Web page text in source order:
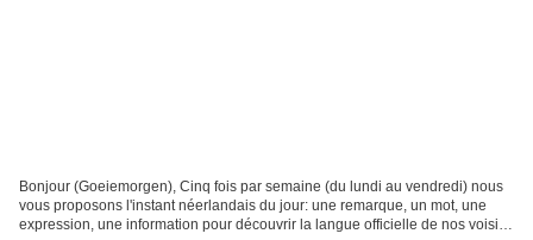
Bonjour (Goeiemorgen), Cinq fois par semaine (du lundi au vendredi) nous
vous proposons l'instant néerlandais du jour: une remarque, un mot, une
expression, une information pour découvrir la langue officielle de nos voisins